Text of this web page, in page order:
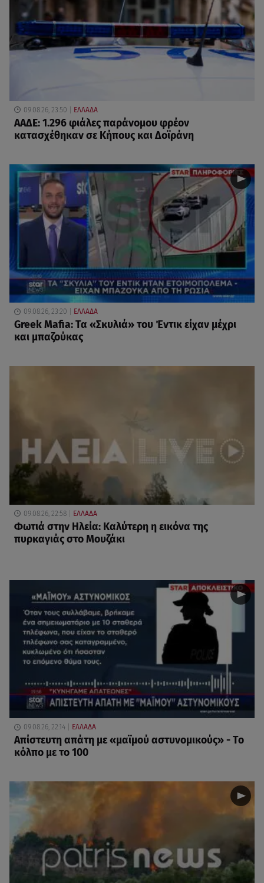
09.08.26, 23:50 ΕΛΛΑΔΑ
ΑΑΔΕ: 1.296 φιάλες παράνομου φρέον
κατασχέθηκαν σε Κήπους και Δοϊράνη
09.08.26, 23:20 ΕΛΛΑΔΑ
Greek Mafia: Τα «Σκυλιά» του Έντικ είχαν μέχρι
και μπαζούκας
09.08.26, 22:58 ΕΛΛΑΔΑ
Φωτιά στην Ηλεία: Καλύτερη η εικόνα της
πυρκαγιάς στο Μουζάκι
09.08.26, 22:14 ΕΛΛΑΔΑ
Απίστευτη απάτη με «μαϊμού αστυνομικούς» - Το
κόλπο με το 100